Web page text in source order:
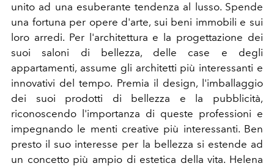
unito ad una esuberante tendenza al lusso. Spende
una fortuna per opere d'arte, sui beni immobili e sui
loro arredi. Per l'architettura e la progettazione dei
suoi saloni di bellezza, delle case e degli
appartamenti, assume gli architetti più interessanti e
innovativi del tempo. Premia il design, l'imballaggio
dei suoi prodotti di bellezza e la pubblicità,
riconoscendo l'importanza di queste professioni e
impegnando le menti creative più interessanti. Ben
presto il suo interesse per la bellezza si estende ad
un concetto più ampio di estetica della vita. Helena